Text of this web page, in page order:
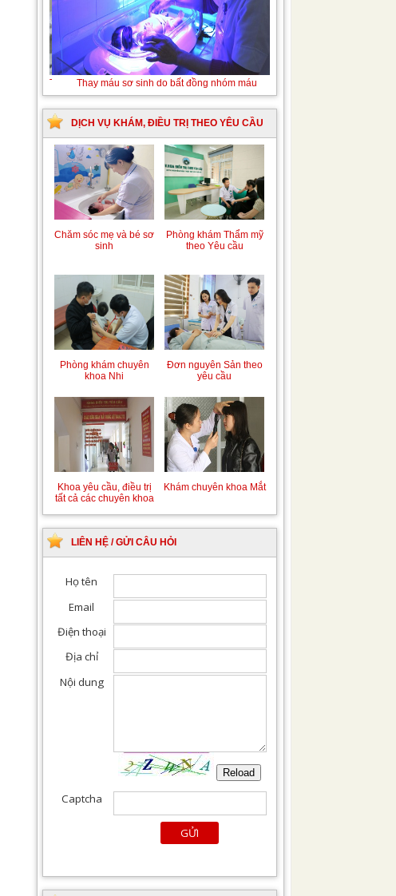
Tán sỏi niệu quản ngược dòng Laser
DỊCH VỤ KHÁM, ĐIỀU TRỊ THEO YÊU CẦU
Chăm sóc mẹ và bé sơ
sinh
Phòng khám Thẩm mỹ
theo Yêu cầu
Phòng khám chuyên
khoa Nhi
Đơn nguyên Sản theo
yêu cầu
Khoa yêu cầu, điều trị
tất cả các chuyên khoa
Khám chuyên khoa Mắt
LIÊN HỆ / GỬI CÂU HỎI